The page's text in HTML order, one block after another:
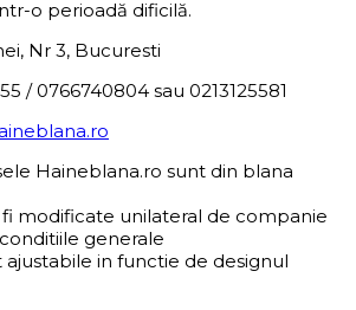
o perioadă dificilă.
Nr 3, Bucuresti
/ 0766740804 sau 0213125581
Haineblana.ro sunt din blana
modificate unilateral de companie
generale
ajustabile in functie de designul